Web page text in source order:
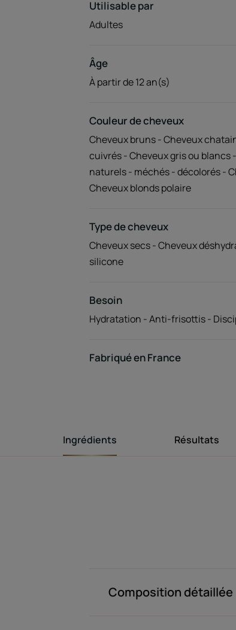
Utilisable par
Adultes
Âge
À partir de 12 an(s)
Couleur de cheveux
Cheveux bruns - Cheveux
cuivrés - Cheveux gris ou blancs
naturels - méchés - décolorés -
Cheveux blonds polaire
Type de cheveux
Cheveux secs - Cheveux
silicone
Besoin
Hydratation - Anti-frisottis -
Fabriqué en France
Ingrédients Résultats
Composition détaillée